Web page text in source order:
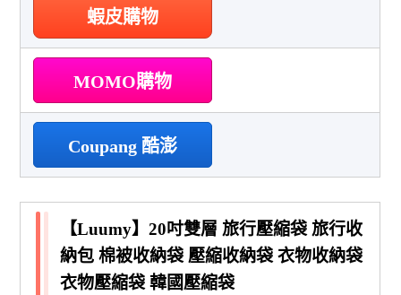
蝦皮購物
MOMO購物
Coupang 酷澎
【Luumy】20吋雙層 旅行壓縮袋 旅行收
納包 棉被收納袋 壓縮收納袋 衣物收納袋
衣物壓縮袋 韓國壓縮袋